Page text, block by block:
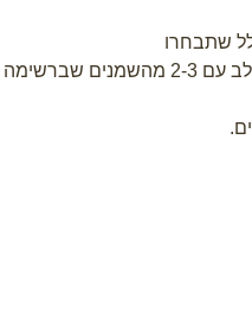
שתבחרו
ממליצה לשלב עם 2-3 מהשמנים שברשימה
.